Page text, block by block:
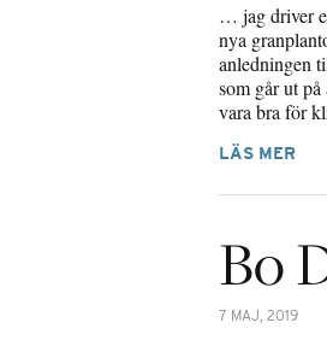
… jag driver
nya
anledningen
som går ut
vara bra för
LÄS MER
Bo
7 MAJ, 2019